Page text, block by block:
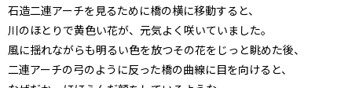
石造二連アーチを見るために橋の横に移動すると、
川のほとりで黄色い花が、元気よく咲いていました。
風に揺れながらも明るい色を放つその花をじっと眺めた後、
二連アーチの弓のように反った橋の曲線に目を向けると、